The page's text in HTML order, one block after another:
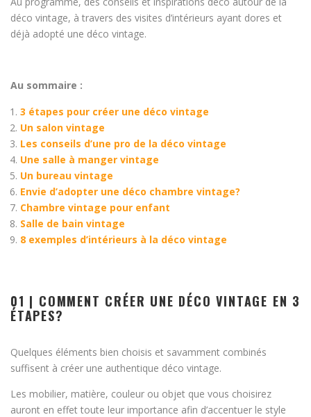
déco vintage, à travers des visites d’intérieurs ayant dores et
déjà adopté une déco vintage.
Au sommaire :
3 étapes pour créer une déco vintage
Un salon vintage
Les conseils d’une pro de la déco vintage
Une salle à manger vintage
Un bureau vintage
Envie d’adopter une déco chambre vintage?
Chambre vintage pour enfant
Salle de bain vintage
8 exemples d’intérieurs à la déco vintage
01 | COMMENT CRÉER UNE DÉCO VINTAGE EN 3
ÉTAPES?
Quelques éléments bien choisis et savamment combinés
suffisent à créer une authentique déco vintage.
Les mobilier, matière, couleur ou objet que vous choisirez
auront en effet toute leur importance afin d’accentuer le style